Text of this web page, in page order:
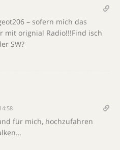
– sofern mich das
mit orignial Radio!!!Find isch
SW?
für mich, hochzufahren